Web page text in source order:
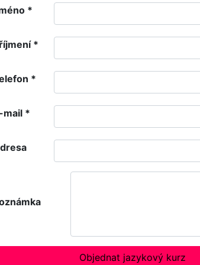
*
*
*
mail *
Objednat jazykový kurz